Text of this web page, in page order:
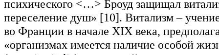
психического <…> Броуд защищал
переселение душ» [10]. Витализм –
во Франции в начале XIX века,
«организмах имеется наличие особой